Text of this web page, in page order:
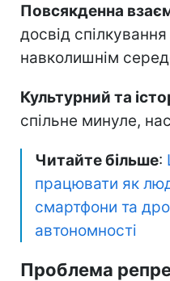
Повсякденна
досвід
навколишнім
Культурний та
спільне минуле,
Читайте більше:
працювати як
смартфони та
автономності
Проблема